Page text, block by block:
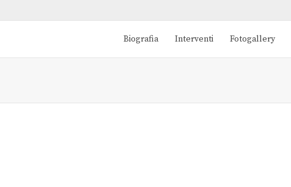
Biografia Interventi Fotogallery